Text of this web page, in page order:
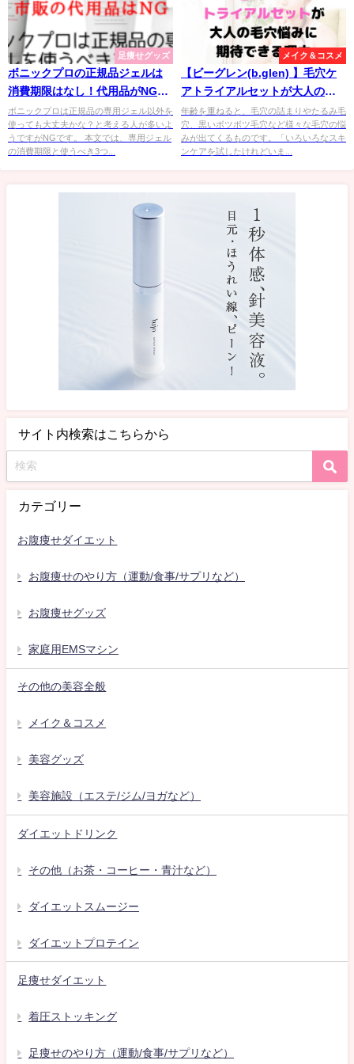
足痩せグッズ
ボニックプロの正規品ジェルは
消費期限はなし！代用品がNGな
理由も
ボニックプロは正規品の専用ジェル以外を
使っても大丈夫かな？と考える人が多いよ
うですがNGです。 本文では、専用ジェル
の消費期限と使うべき3つ...
メイク＆コスメ
【ビーグレン(b.glen) 】毛穴ケ
アトライアルセットが大人の毛
穴悩みに期待できる理由
年齢を重ねると、毛穴の詰まりやたるみ毛
穴、黒いボツボツ毛穴など様々な毛穴の悩
みが出てくるものです。「いろいろなスキ
ンケアを試したけれどいま...
サイト内検索はこちらから
カテゴリー
お腹痩せダイエット
お腹痩せのやり方（運動/食事/サプリなど）
お腹痩せグッズ
家庭用EMSマシン
その他の美容全般
メイク＆コスメ
美容グッズ
美容施設（エステ/ジム/ヨガなど）
ダイエットドリンク
その他（お茶・コーヒー・青汁など）
ダイエットスムージー
ダイエットプロテイン
足痩せダイエット
着圧ストッキング
足痩せのやり方（運動/食事/サプリなど）